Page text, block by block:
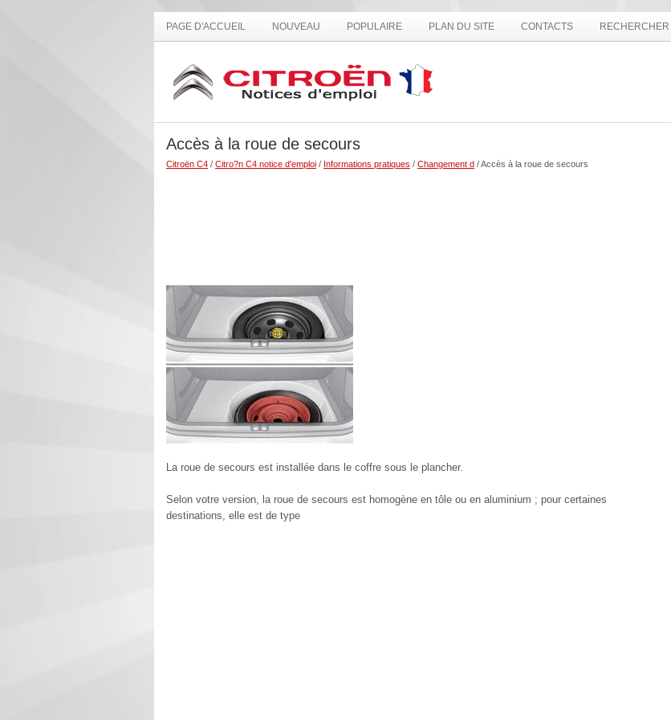
PAGE D'ACCUEIL NOUVEAU POPULAIRE PLAN DU SITE CONTACTS RECHERCHER
Accès à la roue de secours
Citroën C4 / Citro?n C4 notice d'emploi / Informations pratiques / Changement d / Accès à la roue de secours
La roue de secours est installée dans le coffre sous le plancher.
Selon votre version, la roue de secours est homogène en tôle ou en aluminium ; pour certaines
destinations, elle est de type